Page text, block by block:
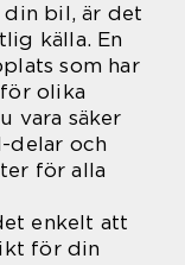
din bil, är det
källa. En
som har
olika
vara säker
delar och
för alla
enkelt att
för din